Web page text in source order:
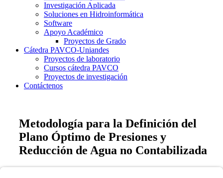
Investigación Aplicada
Soluciones en Hidroinformática
Software
Apoyo Académico
Proyectos de Grado
Cátedra PAVCO-Uniandes
Proyectos de laboratorio
Cursos cátedra PAVCO
Proyectos de investigación
Contáctenos
Metodología para la Definición del
Plano Óptimo de Presiones y
Reducción de Agua no Contabilizada